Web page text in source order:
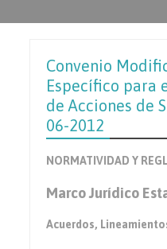
Convenio
Específico para
de Acciones de
06-2012
NORMATIVIDAD Y
Marco Jurídico
Acuerdos,